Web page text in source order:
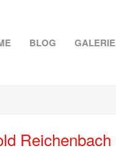
BLOG GALERIE
Reichenbach